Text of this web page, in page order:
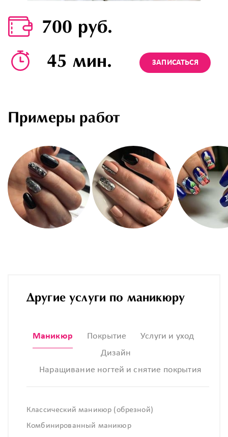
700 руб.
45 мин.
ЗАПИСАТЬСЯ
Примеры работ
Другие услуги по маникюру
Маникюр Покрытие
Услуги и уход
Дизайн
Наращивание ногтей и снятие покрытия
Классический маникюр (обрезной)
Комбинированный маникюр